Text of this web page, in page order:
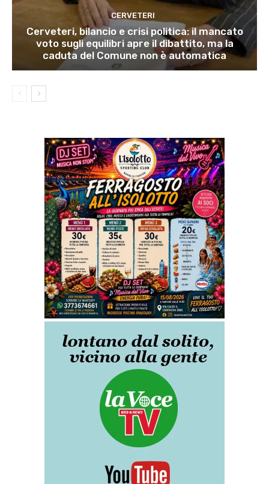
CERVETERI
Cerveteri, bilancio e crisi politica: il mancato
voto sugli equilibri apre il dibattito, ma la
caduta del Comune non è automatica